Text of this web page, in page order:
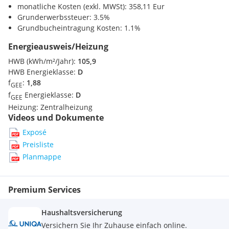
Ein weiterer Pluspunkt ist die hauseigene Garage, die Ihnen
in dieser zentralen Lage maximalen Komfort bietet.
Das Projekt:
39 Wohn- und Gewerbeeinheiten
Flexible Raumaufteilung möglich
EG + 8 Geschoße
Teilweise Terrassen im DG-Geschoß
Direkte Lage an der U-Bahnlinie (U1 und U4)
Perfekte Infrastruktur
5 Gehminuten zum Stephansplatz
Hauseigene Tiefgarage mit 17 PKW-Stellplätzen (EUR
70.000.--99.000.-)
Lage:
Schwedenplatz, vielfältige Gastronomie,
Sonstige
Bank <250m
Post <250m
monatliche Kosten (exkl. MWSt): 358,11 Eur
Grunderwerbssteuer: 3.5%
Grundbucheintragung Kosten: 1.1%
Energieausweis/Heizung
HWB (kWh/m²/Jahr): 105,9
HWB Energieklasse: D
fGEE: 1,88
fGEE Energieklasse: D
Heizung: Zentralheizung
Videos und Dokumente
Exposé
Preisliste
Planmappe
Premium Services
Haushaltsversicherung
Versichern Sie Ihr Zuhause einfach online.